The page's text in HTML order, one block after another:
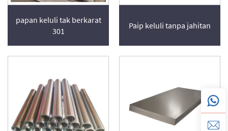
papan keluli tak berkarat
301
Paip keluli tanpa jahitan